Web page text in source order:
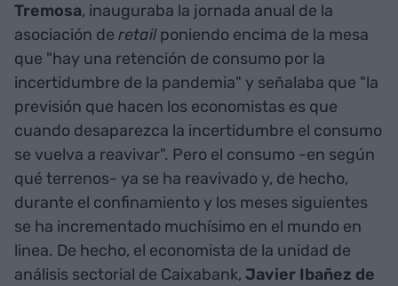
Tremosa, inauguraba la jornada anual de la
asociación de retail poniendo encima de la mesa
que "hay una retención de consumo por la
incertidumbre de la pandemia" y señalaba que "la
previsión que hacen los economistas es que
cuando desaparezca la incertidumbre el consumo
se vuelva a reavivar". Pero el consumo -en según
qué terrenos- ya se ha reavivado y, de hecho,
durante el confinamiento y los meses siguientes
se ha incrementado muchísimo en el mundo en
linea. De hecho, el economista de la unidad de
análisis sectorial de Caixabank, Javier Ibañez de